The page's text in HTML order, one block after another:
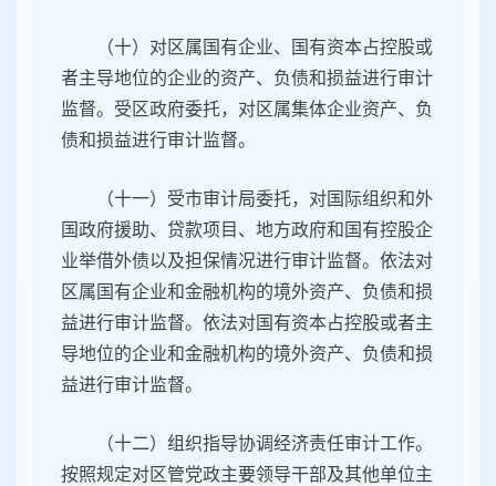
（十）对区属国有企业、国有资本占控股或
者主导地位的企业的资产、负债和损益进行审计
监督。受区政府委托，对区属集体企业资产、负
债和损益进行审计监督。
（十一）受市审计局委托，对国际组织和外
国政府援助、贷款项目、地方政府和国有控股企
业举借外债以及担保情况进行审计监督。依法对
区属国有企业和金融机构的境外资产、负债和损
益进行审计监督。依法对国有资本占控股或者主
导地位的企业和金融机构的境外资产、负债和损
益进行审计监督。
（十二）组织指导协调经济责任审计工作。
按照规定对区管党政主要领导干部及其他单位主